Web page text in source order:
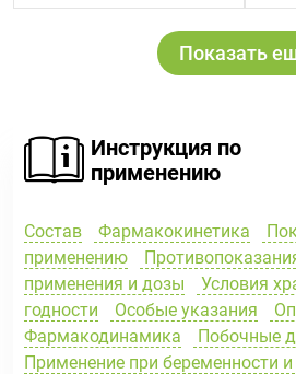
Показать
Инструкция по
применению
Состав Фармакокинетика
применению
применения и дозы
Условия
годности
Особые указания
Фармакодинамика
Побочные
Применение при беременности